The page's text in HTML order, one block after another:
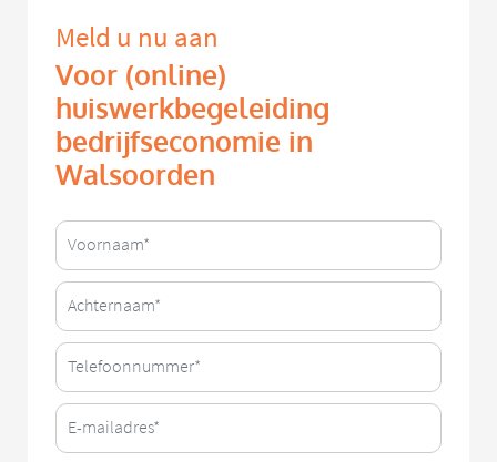
Meld u nu aan
Voor (online)
huiswerkbegeleiding
bedrijfseconomie in
Walsoorden